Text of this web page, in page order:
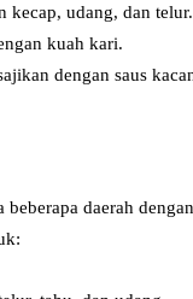
kecap, udang, dan telur.
kuah kari.
dengan saus
daerah